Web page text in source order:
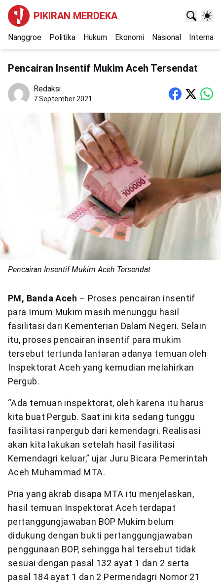
PIKIRAN MERDEKA
Nanggroe Politika Hukum Ekonomi Nasional
Pencairan Insentif Mukim Aceh Tersendat
Redaksi
7 September 2021
Pencairan Insentif Mukim Aceh Tersendat
PM, Banda Aceh – Proses pencairan insentif
para Imum Mukim masih menunggu hasil
fasilitasi dari Kementerian Dalam Negeri. Selain
itu, proses pencairan insentif para mukim
tersebut tertunda lantaran adanya temuan oleh
Inspektorat Aceh yang kemudian melahirkan
Pergub.
“Ada temuan inspektorat, oleh karena itu harus
kita buat Pergub. Saat ini kita sedang tunggu
fasilitasi ranpergub dari kemendagri. Realisasi
akan kita lakukan setelah hasil fasilitasi
Kemendagri keluar,” ujar Juru Bicara Pemerintah
Aceh Muhammad MTA.
Pria yang akrab disapa MTA itu menjelaskan,
hasil temuan Inspektorat Aceh terdapat
pertanggungjawaban BOP Mukim belum
didukung dengan bukti pertanggungjawaban
penggunaan BOP, sehingga hal tersebut tidak
sesuai dengan pasal 132 ayat 1 dan 2 serta
pasal 184 ayat 1 dan 2 Permendagri Nomor 21